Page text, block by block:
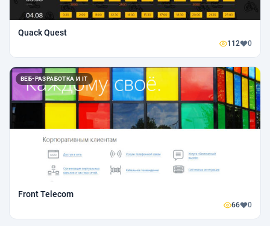
Quack Quest
112 0
ВЕБ-РАЗРАБОТКА И IT
Front Telecom
66 0